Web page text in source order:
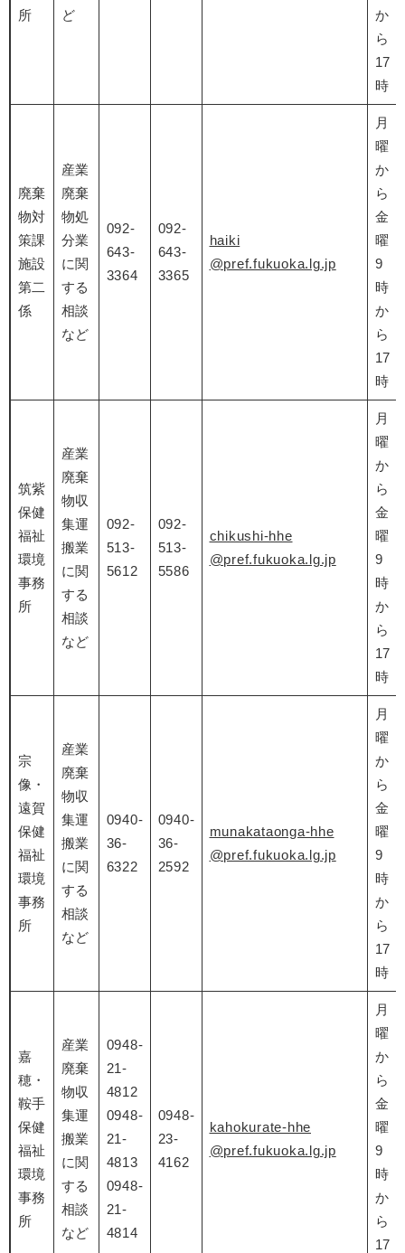
所
ど
か
ら
17
時
廃棄
物対
策課
施設
第二
係
産業
廃棄
物処
分業
に関
する
相談
など
092-
643-
3364
092-
643-
3365
haiki
@pref.fukuoka.lg.jp
月
曜
か
ら
金
曜
9
時
か
ら
17
時
筑紫
保健
福祉
環境
事務
所
産業
廃棄
物収
集運
搬業
に関
する
相談
など
092-
513-
5612
092-
513-
5586
chikushi-hhe
@pref.fukuoka.lg.jp
月
曜
か
ら
金
曜
9
時
か
ら
17
時
宗
像・
遠賀
保健
福祉
環境
事務
所
産業
廃棄
物収
集運
搬業
に関
する
相談
など
0940-
36-
6322
0940-
36-
2592
munakataonga-hhe
@pref.fukuoka.lg.jp
月
曜
か
ら
金
曜
9
時
か
ら
17
時
嘉
穂・
鞍手
保健
福祉
環境
事務
所
産業
廃棄
物収
集運
搬業
に関
する
相談
など
0948-
21-
4812
0948-
21-
4813
0948-
21-
4814
0948-
23-
4162
kahokurate-hhe
@pref.fukuoka.lg.jp
月
曜
か
ら
金
曜
9
時
か
ら
17